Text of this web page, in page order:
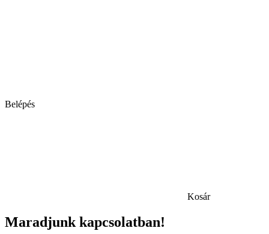
Belépés
Kosár
Maradjunk kapcsolatban!